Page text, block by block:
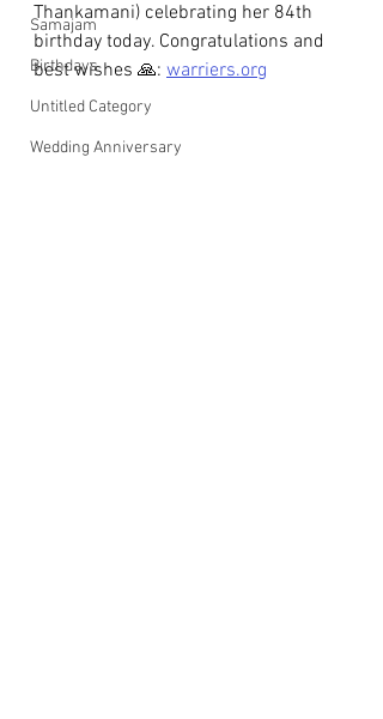
Samajam
Birthdays
Untitled Category
Wedding Anniversary
Thankamani) celebrating her 84th
birthday today. Congratulations and
best wishes 🙏: warriers.org